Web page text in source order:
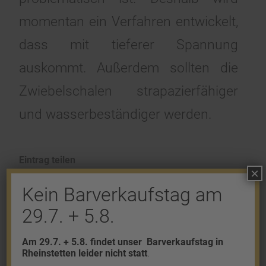
momentan ein Verfahren entwickelt,
dass mit tieferer Spannung
auskommt. Außerdem sollten die
Zwiebelschalen strapazierfähiger
und wasserbeständiger werden.
Eintrag teilen
Kein Barverkaufstag am
29.7. + 5.8.
Am 29.7. + 5.8. findet unser Barverkaufstag in
Rheinstetten leider nicht statt.
×